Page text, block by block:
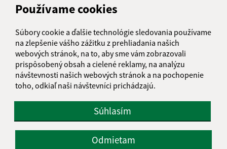
Používame cookies
Súbory cookie a ďalšie technológie sledovania používame
na zlepšenie vášho zážitku z prehliadania našich
webových stránok, na to, aby sme vám zobrazovali
prispôsobený obsah a cielené reklamy, na analýzu
návštevnosti našich webových stránok a na pochopenie
toho, odkiaľ naši návštevníci prichádzajú.
Súhlasím
Odmietam
Obecný úrad Lada
082 12 Kapušany
sekretariat@obeclada.sk
+421 51 794 12 13
IČO: 00327336